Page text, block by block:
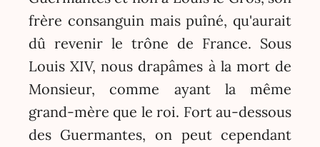
frère consanguin mais puîné, qu'aurait
dû revenir le trône de France. Sous
Louis XIV, nous drapâmes à la mort de
Monsieur, comme ayant la même
grand-mère que le roi. Fort au-dessous
des Guermantes, on peut cependant